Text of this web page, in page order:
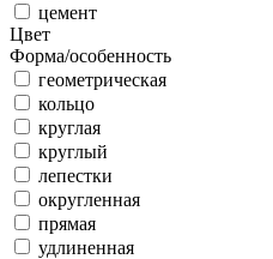
цемент
Цвет
Форма/особенность
геометрическая
кольцо
круглая
круглый
лепестки
округленная
прямая
удлиненная